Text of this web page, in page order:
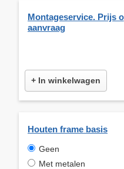
Montageservice. Prijs
aanvraag
+ In winkelwagen
Houten frame basis
Geen
Met metalen